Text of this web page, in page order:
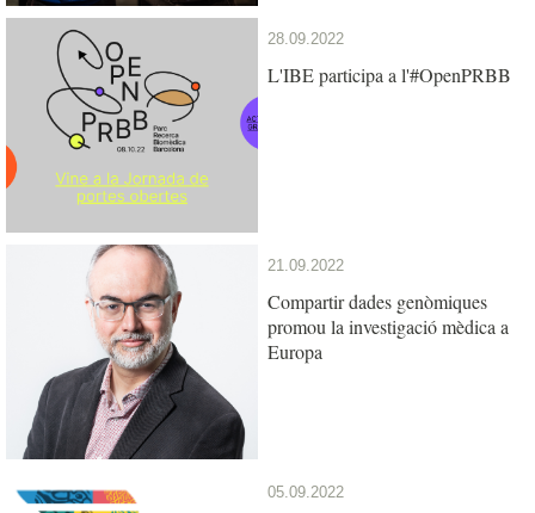
28.09.2022
L'IBE participa a l'#OpenPRBB
21.09.2022
Compartir dades genòmiques
promou la investigació mèdica a
Europa
05.09.2022